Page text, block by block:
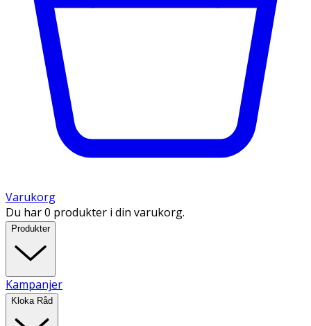
Varukorg
Du har 0 produkter i din varukorg.
Produkter
Kampanjer
Kloka Råd